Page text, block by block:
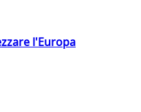
l'Europa